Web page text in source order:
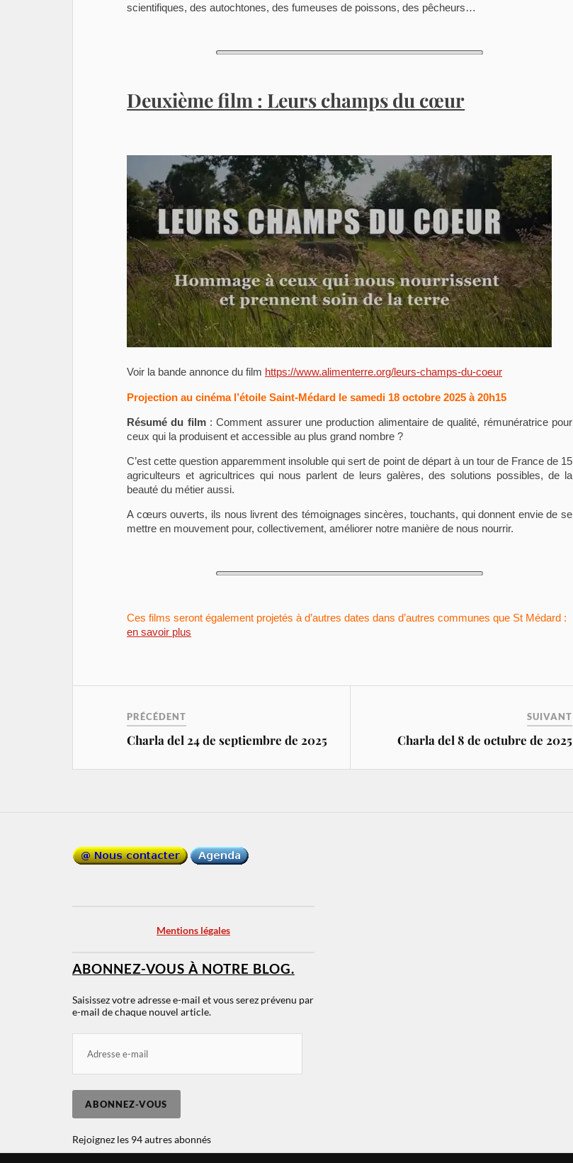
scientifiques, des autochtones, des fumeuses de poissons, des pêcheurs…
Deuxième film : Leurs champs du cœur
Voir la bande annonce du film https://www.alimenterre.org/leurs-champs-du-coeur
Projection au cinéma l’étoile Saint-Médard le samedi 18 octobre 2025 à 20h15
Résumé du film: Comment assurer une production alimentaire de qualité, rémunératrice pour
ceux qui la produisent et accessible au plus grand nombre ?
C’est cette question apparemment insoluble qui sert de point de départ à un tour de France de 15
agriculteurs et agricultrices qui nous parlent de leurs galères, des solutions possibles, de la
beauté du métier aussi.
A cœurs ouverts, ils nous livrent des témoignages sincères, touchants, qui donnent envie de se
mettre en mouvement pour, collectivement, améliorer notre manière de nous nourrir.
Ces films seront également projetés à d’autres dates dans d’autres communes que St Médard :
en savoir plus
PRÉCÉDENT
Charla del 24 de septiembre de 2025
SUIVANT
Charla del 8 de octubre de 2025
Mentions légales
ABONNEZ-VOUS À NOTRE BLOG.
Saisissez votre adresse e-mail et vous serez prévenu par
e-mail de chaque nouvel article.
ABONNEZ-VOUS
Rejoignez les 94 autres abonnés